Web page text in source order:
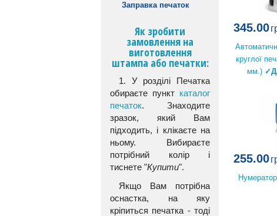
Заправка печаток
Як зробити
замовлення на
виготовлення
штампа або печатки:
1. У розділі Печатка
обираєте пункт каталог
печаток. Знаходите
зразок, який Вам
підходить, і клікаєте на
ньому. Вибираєте
потрібний колір і
тиснете "Купити".
Якщо Вам потрібна
оснастка, на яку
кріпиться печатка - тоді
345.00
круглої
мм.)
255.00